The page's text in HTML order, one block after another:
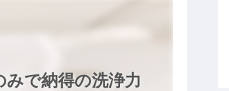
で納得の洗浄力